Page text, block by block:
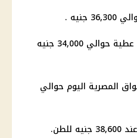
.
بلغ سعر طن حديد انتاج مصانع عطية حوالي 34,000 جنيه
المصرية اليوم حوالي